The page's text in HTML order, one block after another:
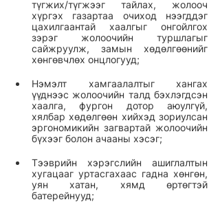
түгжих/түгжээг тайлах, жолооч
хүргэх газартаа очиход нээгддэг
цахилгаантай хаалгыг онгойлгох
зэрэг жолоочийн туршлагыг
сайжруулж, замын хөдөлгөөнийг
хөнгөвчлөх онцлогууд;
Нэмэлт хамгаалалтыг хангах
үүднээс жолоочийн талд бэхлэгдсэн
хаалга, фургон дотор аюулгүй,
хялбар хөдөлгөөн хийхэд зориулсан
эргономикийн загвартай жолоочийн
бүхээг болон ачааны хэсэг;
Тээврийн хэрэгслийн ашиглалтын
хугацааг уртасгахаас гадна хөнгөн,
уян хатан, хямд өртөгтэй
батерейнууд;